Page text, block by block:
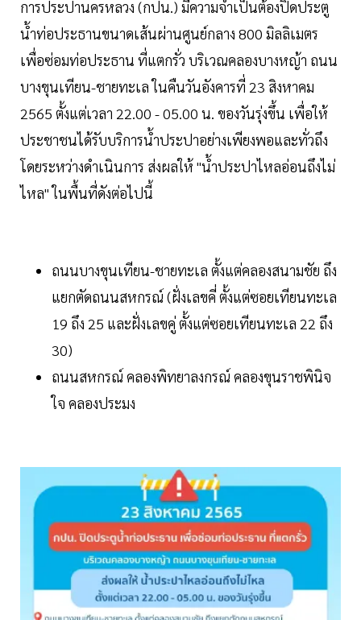
การประปานครหลวง (กปน.) มีความจำเป็นต้องปิดประตู
น้ำท่อประธานขนาดเส้นผ่านศูนย์กลาง 800 มิลลิเมตร
เพื่อซ่อมท่อประธาน ที่แตกรั่ว บริเวณคลองบางหญ้า ถนน
บางขุนเทียน-ชายทะเล ในคืนวันอังคารที่ 23 สิงหาคม
2565 ตั้งแต่เวลา 22.00 - 05.00 น. ของวันรุ่งขึ้น เพื่อให้
ประชาชนได้รับบริการน้ำประปาอย่างเพียงพอและทั่วถึง
โดยระหว่างดำเนินการ ส่งผลให้ "น้ำประปาไหลอ่อนถึงไม่
ไหล" ในพื้นที่ดังต่อไปนี้
ถนนบางขุนเทียน-ชายทะเล ตั้งแต่คลองสนามชัย ถึง
แยกตัดถนนสหกรณ์ (ฝั่งเลขคี่ ตั้งแต่ซอยเทียนทะเล
19 ถึง 25 และฝั่งเลขคู่ ตั้งแต่ซอยเทียนทะเล 22 ถึง
30)
ถนนสหกรณ์ คลองพิทยาลงกรณ์ คลองขุนราชพินิจ
ใจ คลองประมง